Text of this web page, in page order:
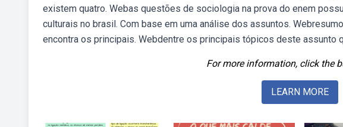
existem quatro. Webas questões de sociologia na prova do enem
culturais no brasil. Com base em uma análise dos assuntos.
encontra os principais. Webdentre os principais tópicos deste assunto
For more information, click the
LEARN MORE